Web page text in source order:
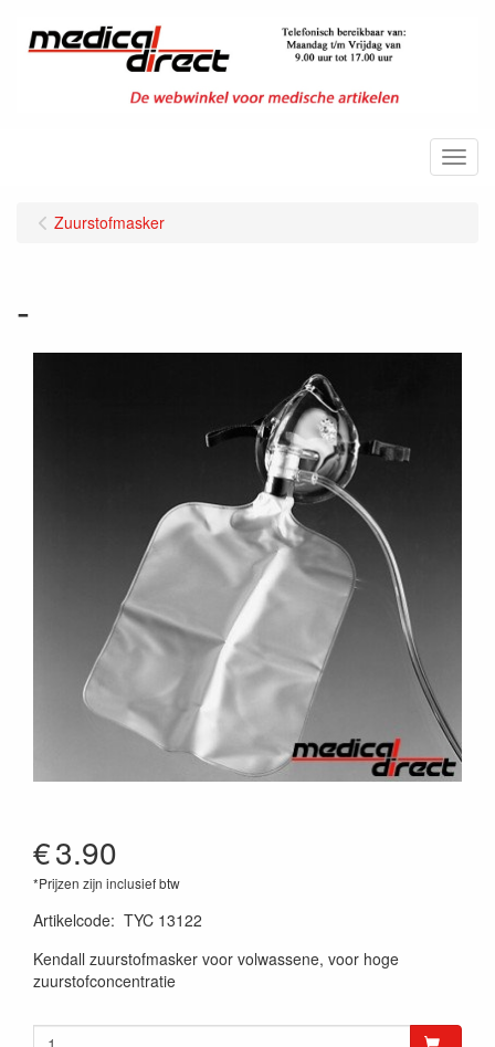
Menu
Zuurstofmasker
-
€3.90
*Prijzen zijn inclusief btw
Artikelcode: TYC 13122
Kendall zuurstofmasker voor volwassene, voor hoge
zuurstofconcentratie